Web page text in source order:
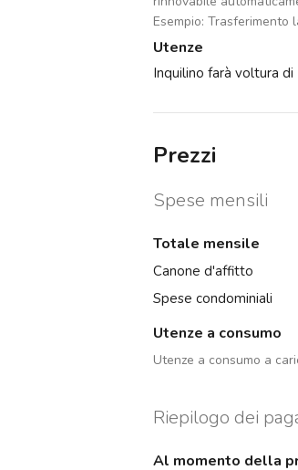
Esempio: Trasferimento
Utenze
Inquilino farà voltura di
Prezzi
Spese mensili
Totale mensile
Canone d'affitto
Spese condominiali
Utenze a consumo
Utenze a consumo a
Riepilogo dei
Al momento della